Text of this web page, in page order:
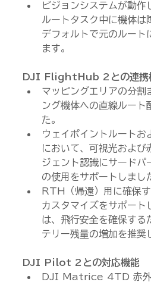
ビジョンシステムが動
ルートタスク中に機体は
デフォルトで元のルー
ます。
DJI FlightHub 2との連携
マッピングエリアの分割
ング機体への直線ルート
た。
ウェイポイントルートお
において、可視光および
ジェント認識にサードパ
の使用をサポートしまし
RTH（帰還）用に確保
カスタマイズをサポート
は、飛行安全を確保す
テリー残量の増加を推奨
DJI Pilot 2との対応機能
DJI Matrice 4TD 赤外